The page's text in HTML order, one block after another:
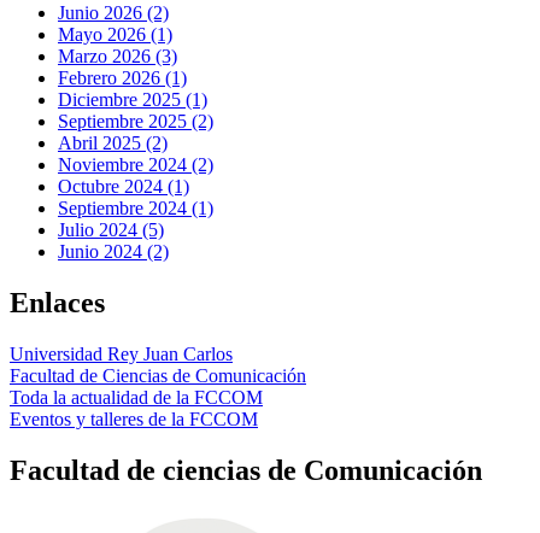
Junio 2026 (2)
Mayo 2026 (1)
Marzo 2026 (3)
Febrero 2026 (1)
Diciembre 2025 (1)
Septiembre 2025 (2)
Abril 2025 (2)
Noviembre 2024 (2)
Octubre 2024 (1)
Septiembre 2024 (1)
Julio 2024 (5)
Junio 2024 (2)
Enlaces
Universidad Rey Juan Carlos
Facultad de Ciencias de Comunicación
Toda la actualidad de la FCCOM
Eventos y talleres de la FCCOM
Facultad de ciencias de Comunicación